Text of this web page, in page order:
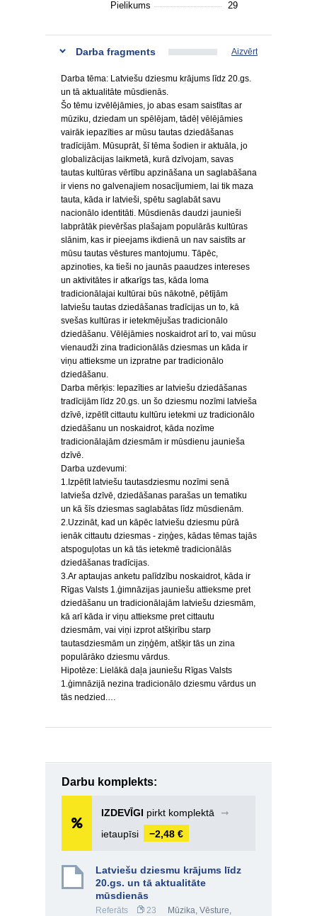
Pielikums 29
Darba fragments Aizvērt
Darba tēma: Latviešu dziesmu krājums līdz 20.gs.
un tā aktualitāte mūsdienās.
Šo tēmu izvēlējāmies, jo abas esam saistītas ar
mūziku, dziedam un spēlējam, tādēļ vēlējāmies
vairāk iepazīties ar mūsu tautas dziedāšanas
tradīcijām. Mūsuprāt, šī tēma šodien ir aktuāla, jo
globalizācijas laikmetā, kurā dzīvojam, savas
tautas kultūras vērtību apzināšana un saglabāšana
ir viens no galvenajiem nosacījumiem, lai tik maza
tauta, kāda ir latvieši, spētu saglabāt savu
nacionālo identitāti. Mūsdienās daudzi jaunieši
labprātāk pievēršas plašajam populārās kultūras
slānim, kas ir pieejams ikdienā un nav saistīts ar
mūsu tautas vēstures mantojumu. Tāpēc,
apzinoties, ka tieši no jaunās paaudzes intereses
un aktivitātes ir atkarīgs tas, kāda loma
tradicionālajai kultūrai būs nākotnē, pētījām
latviešu tautas dziedāšanas tradīcijas un to, kā
svešas kultūras ir ietekmējušas tradicionālo
dziedāšanu. Vēlējāmies noskaidrot arī to, vai mūsu
vienaudži zina tradicionālās dziesmas un kāda ir
viņu attieksme un izpratne par tradicionālo
dziedāšanu.
Darba mērķis: Iepazīties ar latviešu dziedāšanas
tradīcijām līdz 20.gs. un šo dziesmu nozīmi latvieša
dzīvē, izpētīt cittautu kultūru ietekmi uz tradicionālo
dziedāšanu un noskaidrot, kāda nozīme
tradicionālajām dziesmām ir mūsdienu jaunieša
dzīvē.
Darba uzdevumi:
1.Izpētīt latviešu tautasdziesmu nozīmi senā
latvieša dzīvē, dziedāšanas parašas un tematiku
un kā šīs dziesmas saglabātas līdz mūsdienām.
2.Uzzināt, kad un kāpēc latviešu dziesmu pūrā
ienāk cittautu dziesmas - ziņģes, kādas tēmas tajās
atspoguļotas un kā tās ietekmē tradicionālās
dziedāšanas tradīcijas.
3.Ar aptaujas anketu palīdzību noskaidrot, kāda ir
Rīgas Valsts 1.ģimnāzijas jauniešu attieksme pret
dziedāšanu un tradicionālajām latviešu dziesmām,
kā arī kāda ir viņu attieksme pret cittautu
dziesmām, vai viņi izprot atšķirību starp
tautasdziesmām un ziņģēm, atšķir tās un zina
populārāko dziesmu vārdus.
Hipotēze: Lielākā daļa jauniešu Rīgas Valsts
1.ģimnāzijā nezina tradicionālo dziesmu vārdus un
tās nedzied.…
Darbu komplekts:
IZDEVĪGI pirkt komplektā
➞
ietaupīsi
−2,48 €
Latviešu dziesmu krājums līdz
20.gs. un tā aktualitāte
mūsdienās
Referāts 23 Mūzika, Vēsture,